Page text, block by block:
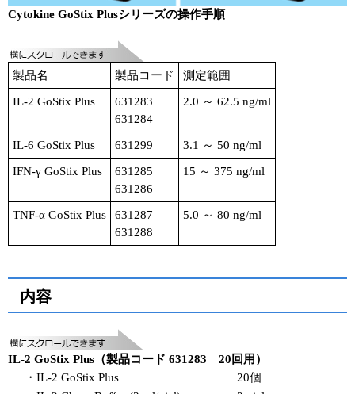
Cytokine GoStix Plusシリーズの操作手順
製品名 製品コード 測定範囲
IL-2 GoStix Plus
631283
631284
2.0 ～ 62.5 ng/ml
IL-6 GoStix Plus 631299 3.1 ～ 50 ng/ml
IFN-γ GoStix Plus
631285
631286
15 ～ 375 ng/ml
TNF-α GoStix Plus
631287
631288
5.0 ～ 80 ng/ml
内容
IL-2 GoStix Plus（製品コード 631283 20回用）
・IL-2 GoStix Plus
20個